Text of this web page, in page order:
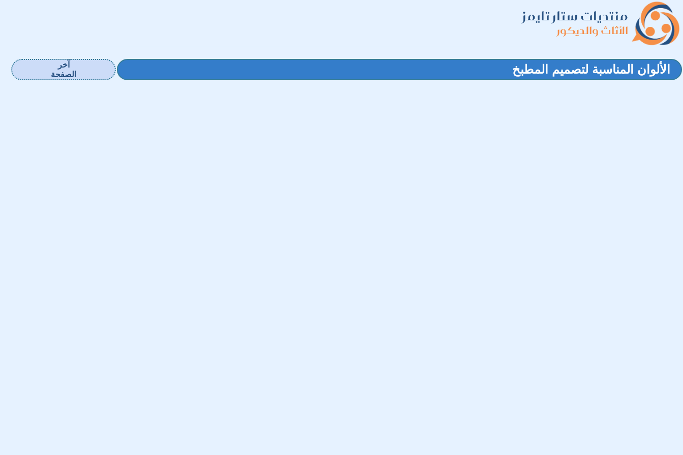
منتديات ستار تايمز
الأثاث والديكور
الألوان المناسبة لتصميم المطبخ
آخر
الصفحة